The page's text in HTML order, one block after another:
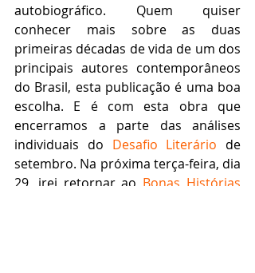
autobiográfico. Quem quiser
conhecer mais sobre as duas
primeiras décadas de vida de um dos
principais autores contemporâneos
do Brasil, esta publicação é uma boa
escolha. E é com esta obra que
encerramos a parte das análises
individuais do Desafio Literário de
setembro. Na próxima terça-feira, dia
29, irei retornar ao Bonas Histórias